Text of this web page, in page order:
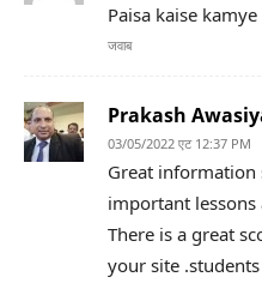
Paisa kaise kamye
जवाब
Prakash
03/05/2022 एट 12:37 PM
Great information
important
There is a great
your site